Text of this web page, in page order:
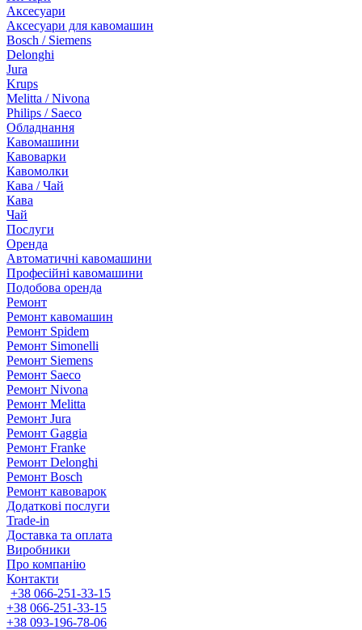
Аксесуари
Аксесуари для кавомашин
Bosch / Siemens
Delonghi
Jura
Krups
Melitta / Nivona
Philips / Saeco
Обладнання
Кавомашини
Кавоварки
Кавомолки
Кава / Чай
Кава
Чай
Послуги
Оренда
Автоматичні кавомашини
Професійні кавомашини
Подобова оренда
Ремонт
Ремонт кавомашин
Ремонт Spidem
Ремонт Simonelli
Ремонт Siemens
Ремонт Saeco
Ремонт Nivona
Ремонт Melitta
Ремонт Jura
Ремонт Gaggia
Ремонт Franke
Ремонт Delonghi
Ремонт Bosch
Ремонт кавоварок
Додаткові послуги
Trade-in
Доставка та оплата
Виробники
Про компанію
Контакти
+38 066-251-33-15
+38 066-251-33-15
+38 093-196-78-06